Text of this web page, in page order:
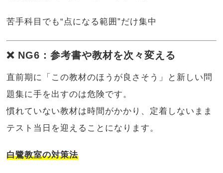
苦手科目でも“点になる範囲”だけ集中
❌ NG6：参考書や教材を次々変える
直前期に「この教材のほうが良さそう」と新しい問
題集に手を出すのは危険です。
慣れていない教材は時間がかかり、定着しないまま
テスト当日を迎えることになります。
白鷺教室の対策法